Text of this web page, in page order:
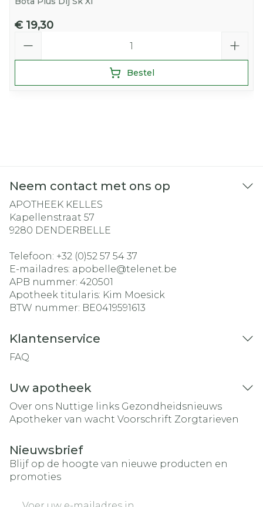
€ 19,30
Bestel
Neem contact met ons op
APOTHEEK KELLES
Kapellenstraat 57
9280 DENDERBELLE
Telefoon: +32 (0)52 57 54 37
E-mailadres: apobelle@telenet.be
APB nummer: 420501
Apotheek titularis: Kim Moesick
BTW nummer: BE0419591613
Klantenservice
FAQ
Uw apotheek
Over ons Nuttige links Gezondheidsnieuws
Apotheker van wacht Voorschrift Zorgtarieven
Nieuwsbrief
Blijf op de hoogte van nieuwe producten en
promoties